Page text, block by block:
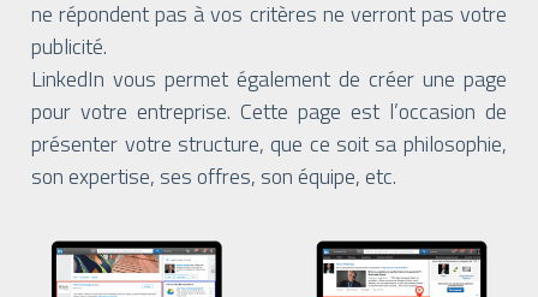
ne répondent pas à vos critères ne verront pas votre
publicité.
LinkedIn vous permet également de créer une page
pour votre entreprise. Cette page est l’occasion de
présenter votre structure, que ce soit sa philosophie,
son expertise, ses offres, son équipe, etc.